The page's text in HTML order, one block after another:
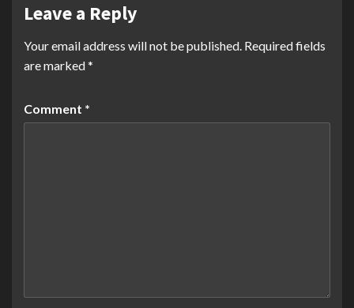
Leave a Reply
Your email address will not be published. Required fields
are marked*
Comment *